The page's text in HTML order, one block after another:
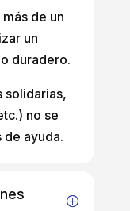
de un
un
duradero.
solidarias,
no se
de ayuda.